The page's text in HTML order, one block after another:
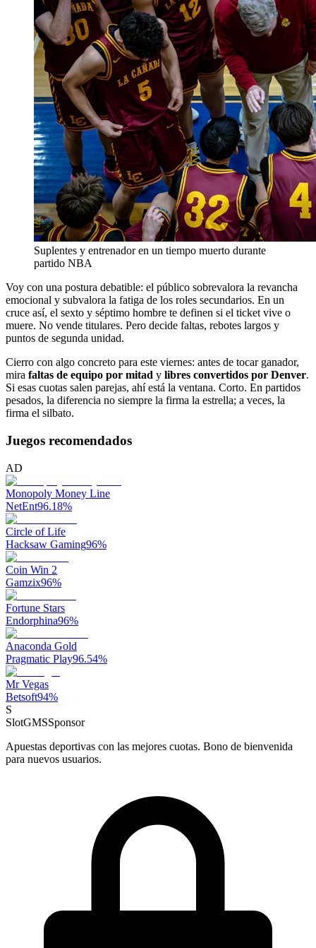
Suplentes y entrenador en un tiempo muerto durante
partido NBA
Voy con una postura debatible: el público sobrevalora la revancha
emocional y subvalora la fatiga de los roles secundarios. En un
cruce así, el sexto y séptimo hombre te definen si el ticket vive o
muere. No vende titulares. Pero decide faltas, rebotes largos y
puntos de segunda unidad.
Cierro con algo concreto para este viernes: antes de tocar ganador,
mira faltas de equipo por mitad y libres convertidos por Denver.
Si esas cuotas salen parejas, ahí está la ventana. Corto. En partidos
pesados, la diferencia no siempre la firma la estrella; a veces, la
firma el silbato.
Juegos recomendados
AD
Monopoly Money Line
NetEnt96.18%
Circle of Life
Hacksaw Gaming96%
Coin Win 2
Gamzix96%
Fortune Stars
Endorphina96%
Anaconda Gold
Pragmatic Play96.54%
Mr Vegas
Betsoft94%
S
SlotGMSSponsor
Apuestas deportivas con las mejores cuotas. Bono de bienvenida
para nuevos usuarios.